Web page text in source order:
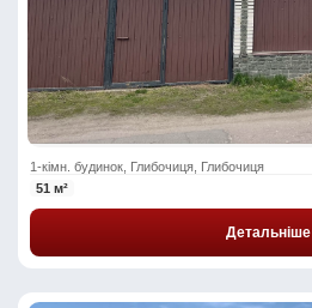
1-кімн. будинок, Глибочиця, Глибочиця
51 м²
Детальніше